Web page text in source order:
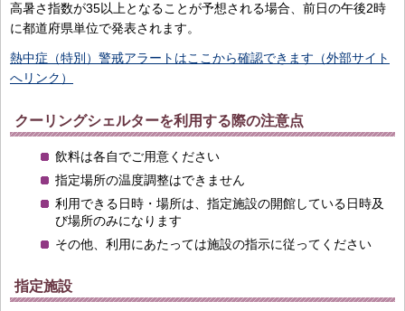
高暑さ指数が35以上となることが予想される場合、前日の午後2時
に都道府県単位で発表されます。
熱中症（特別）警戒アラートはここから確認できます（外部サイト
へリンク）
クーリングシェルターを利用する際の注意点
飲料は各自でご用意ください
指定場所の温度調整はできません
利用できる日時・場所は、指定施設の開館している日時及
び場所のみになります
その他、利用にあたっては施設の指示に従ってください
指定施設